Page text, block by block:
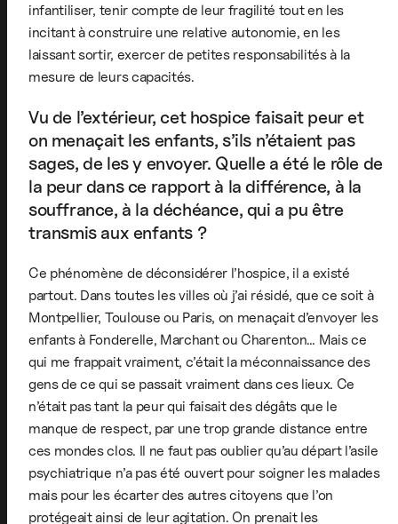
infantiliser, tenir compte de leur fragilité tout en les
incitant à construire une relative autonomie, en les
laissant sortir, exercer de petites responsabilités à la
mesure de leurs capacités.
Vu de l’extérieur, cet hospice faisait peur et
on menaçait les enfants, s’ils n’étaient pas
sages, de les y envoyer. Quelle a été le rôle de
la peur dans ce rapport à la différence, à la
souffrance, à la déchéance, qui a pu être
transmis aux enfants ?
Ce phénomène de déconsidérer l’hospice, il a existé
partout. Dans toutes les villes où j’ai résidé, que ce soit à
Montpellier, Toulouse ou Paris, on menaçait d’envoyer les
enfants à Fonderelle, Marchant ou Charenton… Mais ce
qui me frappait vraiment, c’était la méconnaissance des
gens de ce qui se passait vraiment dans ces lieux. Ce
n’était pas tant la peur qui faisait des dégâts que le
manque de respect, par une trop grande distance entre
ces mondes clos. Il ne faut pas oublier qu’au départ l’asile
psychiatrique n’a pas été ouvert pour soigner les malades
mais pour les écarter des autres citoyens que l’on
protégeait ainsi de leur agitation. On prenait les